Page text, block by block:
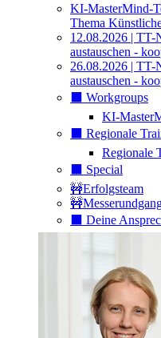
KI-MasterMind-
Thema
12.08.2026 | TT-
austauschen -
26.08.2026 | TT-
austauschen -
⬛️ Workgroups
KI-
⬛️ Regionale
Regionale
⬛️ Special
🚧Erfolgsteam
⬛️ Deine